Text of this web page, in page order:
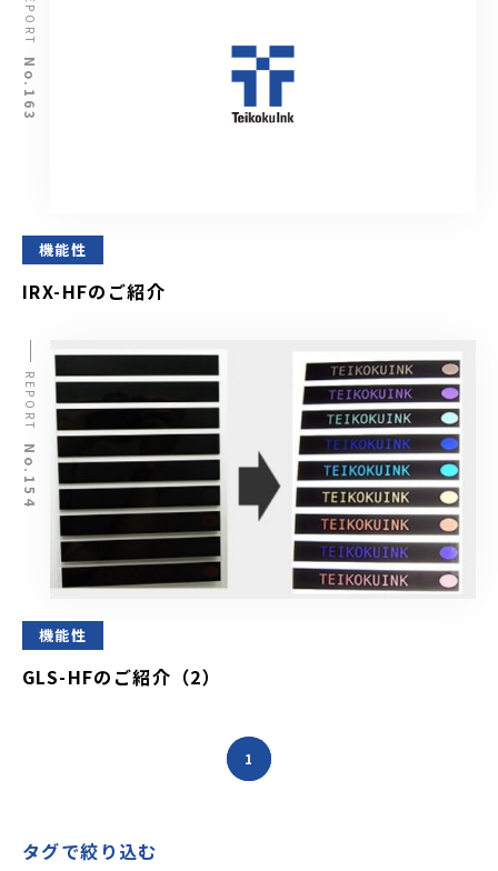
REPORT
No.163
機能性
IRX-HFのご紹介
REPORT
No.154
機能性
GLS-HFのご紹介（2）
1
タグで絞り込む